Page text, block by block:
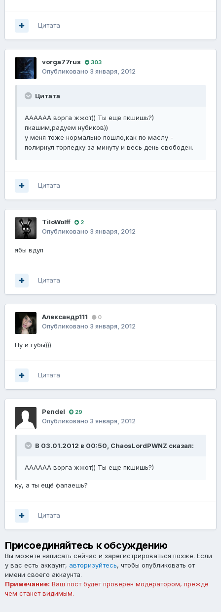
Цитата
vorga77rus 303
Опубликовано 3 января, 2012
Цитата
АААААА ворга жжот)) Ты еще пкшишь?)
пкашим,радуем нубиков))
у меня тоже нормально пошло,как по маслу -
полирнул торпедку за минуту и весь день свободен.
Цитата
TiloWolff 2
Опубликовано 3 января, 2012
ябы вдул
Цитата
Александр111 0
Опубликовано 3 января, 2012
Ну и губы)))
Цитата
Pendel 29
Опубликовано 3 января, 2012
В 03.01.2012 в 00:50, ChaosLordPWNZ сказал:
АААААА ворга жжот)) Ты еще пкшишь?)
ку, а ты ещё фапаешь?
Цитата
Присоединяйтесь к обсуждению
Вы можете написать сейчас и зарегистрироваться позже. Если
у вас есть аккаунт, авторизуйтесь, чтобы опубликовать от
имени своего аккаунта.
Примечание: Ваш пост будет проверен модератором, прежде
чем станет видимым.